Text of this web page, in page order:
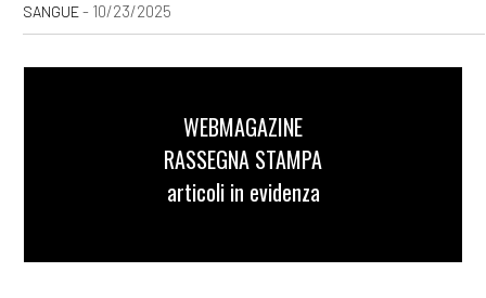
SANGUE- 10/23/2025
WEBMAGAZINE
RASSEGNA STAMPA
articoli in evidenza